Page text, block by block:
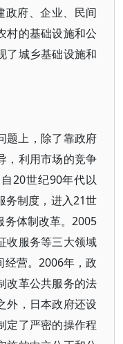
政府、企业、民间
村的基础设施和公
了城乡基础设施和
题上，除了靠政府
，利用市场的竞争
20世纪90年代以
务制度，进入21世
务体制改革。2005
收服务等三大领域
经营。2006年，政
改革公共服务的法
外，日本政府还设
定了严密的操作程